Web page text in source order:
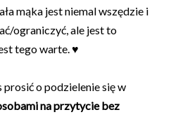
mąka jest niemal wszędzie i
ograniczyć, ale jest to
tego warte. ♥
prosić o podzielenie się w
na przytycie bez